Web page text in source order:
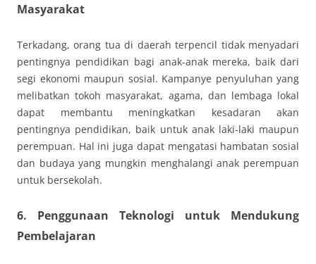
Masyarakat
Terkadang, orang tua di daerah terpencil tidak menyadari
pentingnya pendidikan bagi anak-anak mereka, baik dari
segi ekonomi maupun sosial. Kampanye penyuluhan yang
melibatkan tokoh masyarakat, agama, dan lembaga lokal
dapat membantu meningkatkan kesadaran akan
pentingnya pendidikan, baik untuk anak laki-laki maupun
perempuan. Hal ini juga dapat mengatasi hambatan sosial
dan budaya yang mungkin menghalangi anak perempuan
untuk bersekolah.
6. Penggunaan Teknologi untuk Mendukung
Pembelajaran